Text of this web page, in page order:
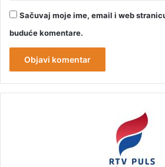
Sačuvaj moje ime, email i web
buduće komentare.